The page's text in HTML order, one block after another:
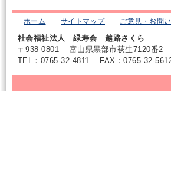
ホーム サイトマップ ご意見・お問
社会福祉法人 緑寿会 越路さくら
〒938-0801
富山県黒部市荻生7120番2
TEL：0765-32-4811
FAX：0765-32-